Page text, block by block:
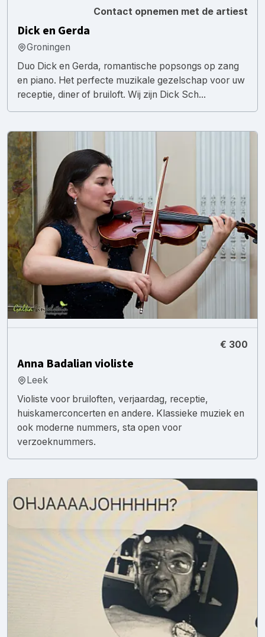
Contact opnemen met de artiest
Dick en Gerda
Groningen
Duo Dick en Gerda, romantische popsongs op zang
en piano. Het perfecte muzikale gezelschap voor uw
receptie, diner of bruiloft. Wij zijn Dick Sch...
€ 300
Anna Badalian violiste
Leek
Violiste voor bruiloften, verjaardag, receptie,
huiskamerconcerten en andere. Klassieke muziek en
ook moderne nummers, sta open voor
verzoeknummers.